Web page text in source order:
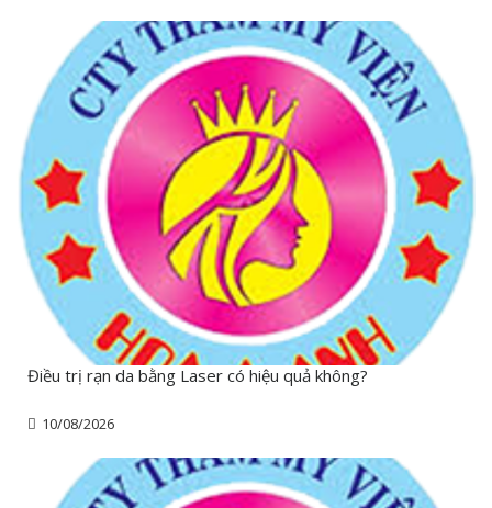
Điều trị rạn da bằng Laser có hiệu quả không?
10/08/2026